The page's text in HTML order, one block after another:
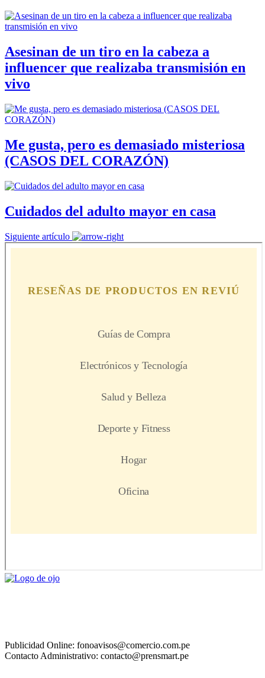
Asesinan de un tiro en la cabeza a
influencer que realizaba transmisión en
vivo
Me gusta, pero es demasiado misteriosa
(CASOS DEL CORAZÓN)
Cuidados del adulto mayor en casa
Siguiente artículo
Publicidad Online: fonoavisos@comercio.com.pe
Contacto Administrativo: contacto@prensmart.pe